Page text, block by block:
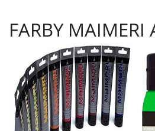
FARBY MAIMERI